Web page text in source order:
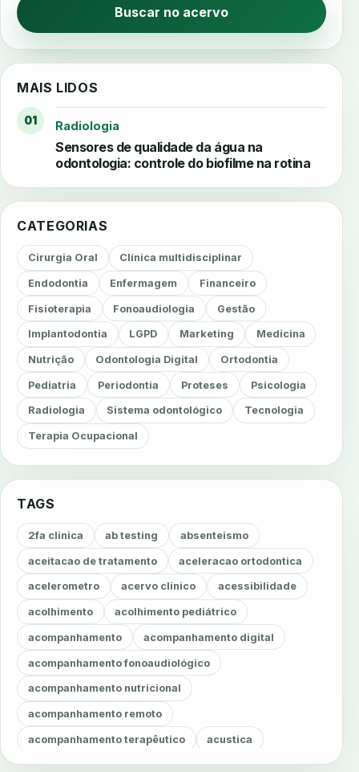
Buscar no acervo
MAIS LIDOS
01 Radiologia
Sensores de qualidade da água na
odontologia: controle do biofilme na rotina
CATEGORIAS
Cirurgia Oral Clínica multidisciplinar
Endodontia Enfermagem Financeiro
Fisioterapia Fonoaudiologia Gestão
Implantodontia LGPD Marketing Medicina
Nutrição Odontologia Digital Ortodontia
Pediatria Periodontia Proteses Psicologia
Radiologia Sistema odontológico Tecnologia
Terapia Ocupacional
TAGS
2fa clinica ab testing absenteismo
aceitacao de tratamento aceleracao ortodontica
acelerometro acervo clinico acessibilidade
acolhimento acolhimento pediátrico
acompanhamento acompanhamento digital
acompanhamento fonoaudiológico
acompanhamento nutricional
acompanhamento remoto
acompanhamento terapêutico acustica
acustica clinica adesao adesao ao tratamento